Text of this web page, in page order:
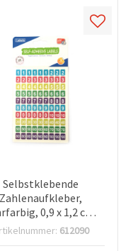
Selbstklebende
Zahlenaufkleber,
0,9 x 1,2 cm –
10 Blatt612090